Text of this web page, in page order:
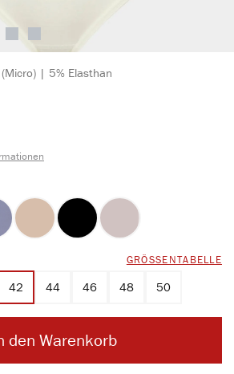
| 5% Elasthan
Option ist zurzeit nicht verfügbar.)
schwarz perlmutt
GRÖSSENTABELLE
nicht verfügbar.)
42 44 46 48 50
den Warenkorb